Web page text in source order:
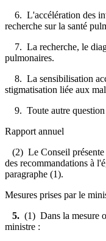
6. L'accélération des
recherche sur la santé
7. La recherche, le
pulmonaires.
8. La sensibilisation
stigmatisation liée aux
9. Toute autre question
Rapport annuel
(2) Le Conseil présente
des recommandations à
paragraphe (1).
Mesures prises par le
5. (1) Dans la mesure
ministre :